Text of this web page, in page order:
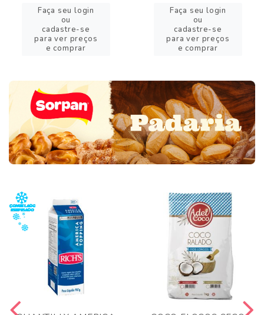
Faça seu login
ou
cadastre-se
para ver preços
e comprar
Faça seu login
ou
cadastre-se
para ver preços
e comprar